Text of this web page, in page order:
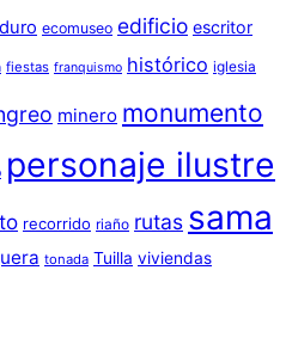
duro ecomuseo edificio escritor
fiestas franquismo histórico iglesia
minero monumento
personaje ilustre
recorrido riaño rutas sama
tonada Tuilla viviendas